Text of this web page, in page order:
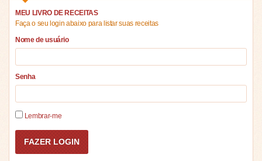
MEU LIVRO DE RECEITAS
Faça o seu login abaixo para listar suas receitas
Nome de usuário
Senha
Lembrar-me